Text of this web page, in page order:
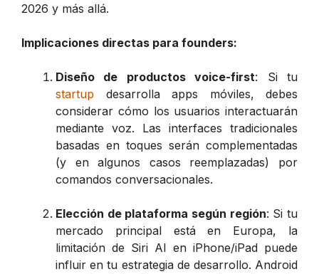
2026 y más allá.
Implicaciones directas para founders:
Diseño de productos voice-first: Si tu
startup desarrolla apps móviles, debes
considerar cómo los usuarios interactuarán
mediante voz. Las interfaces tradicionales
basadas en toques serán complementadas
(y en algunos casos reemplazadas) por
comandos conversacionales.
Elección de plataforma según región: Si tu
mercado principal está en Europa, la
limitación de Siri AI en iPhone/iPad puede
influir en tu estrategia de desarrollo. Android